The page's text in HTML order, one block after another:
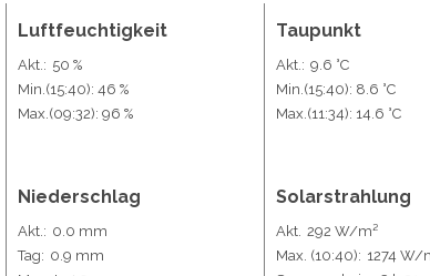
Luftfeuchtigkeit
Akt.: 50 %
Min. (15:40): 46 %
Max. (09:32): 96 %
Taupunkt
Akt.: 9.6 °C
Min. (15:40): 8.6 °C
Max. (11:34): 14.6 °C
Niederschlag
Akt.: 0.0 mm
Tag: 0.9 mm
Solarstrahlung
Akt. 292 W/m²
Max. (10:40): 1274 W/